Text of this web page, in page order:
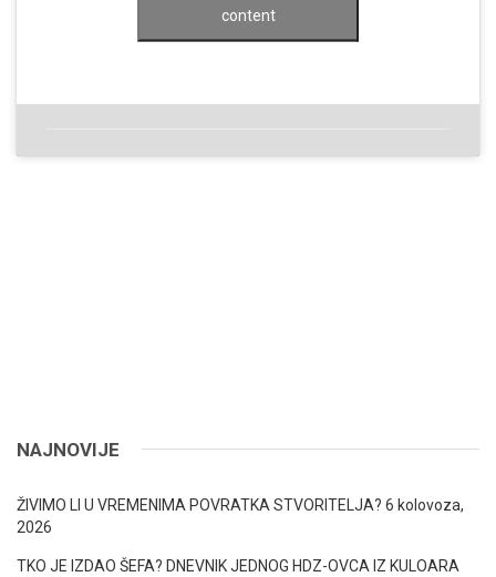
content
NAJNOVIJE
ŽIVIMO LI U VREMENIMA POVRATKA STVORITELJA? 6 kolovoza,
2026
TKO JE IZDAO ŠEFA? DNEVNIK JEDNOG HDZ-OVCA IZ KULOARA